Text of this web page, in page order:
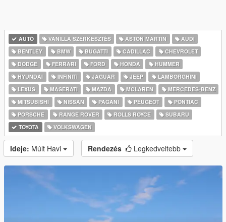
AUTÓ VANILLA SZERKESZTÉS ASTON MARTIN
AUDI
BENTLEY
BMW BUGATTI CADILLAC
CHEVROLET
DODGE
FERRARI FORD HONDA
HUMMER
HYUNDAI
INFINITI JAGUAR JEEP
LAMBORGHINI
LEXUS
MASERATI MAZDA MCLAREN
MERCEDES-BENZ
MITSUBISHI
NISSAN PAGANI PEUGEOT
PONTIAC
PORSCHE
RANGE ROVER ROLLS ROYCE
SUBARU
TOYOTA
VOLKSWAGEN
Ideje: Múlt Havi Rendezés Legkedveltebb